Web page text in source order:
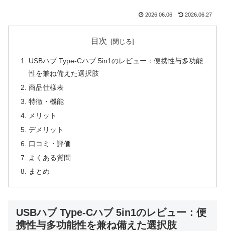
2026.06.06 2026.06.27
目次
USBハブ Type-Cハブ 5in1のレビュー：便携性与多功能
性を兼ね備えた選択肢
商品仕様表
特徴・機能
メリット
デメリット
口コミ・評価
よくある質問
まとめ
USBハブ Type-Cハブ 5in1のレビュー：便
携性与多功能性を兼ね備えた選択肢